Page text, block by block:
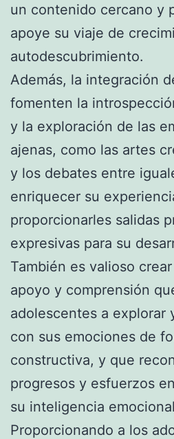
un contenido cercano y
apoye su viaje de
autodescubrimiento.
Además, la integración
fomenten la
y la exploración de las
ajenas, como las artes
y los debates entre
enriquecer su
proporcionarles salidas
expresivas para su
También es valioso
apoyo y comprensión
adolescentes a explorar
con sus emociones de
constructiva, y que
progresos y esfuerzos
su inteligencia
Proporcionando a los